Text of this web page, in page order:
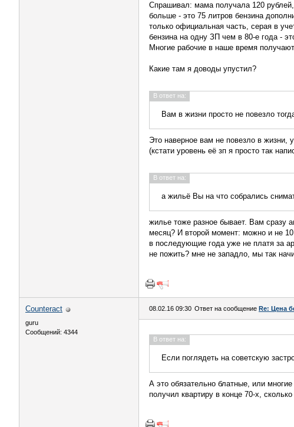
Спрашивал: мама получала 120
больше - это 75 литров бензина
только официальная часть, серая в
бензина на одну ЗП чем в 80-е года -
Многие рабочие в наше время
Какие там я доводы упустил?
В ответ на:
Вам в жизни просто не повезло
Это наверное вам не повезло в жизни,
(кстати уровень её зп я просто так
В ответ на:
а жильё Вы на что собрались
жилье тоже разное бывает. Вам сразу
месяц? И второй момент: можно и не
в последующие года уже не платя за
не пожить? мне не западло, мы так
Counteract
guru
Сообщений: 4344
08.02.16 09:30 Ответ на сообщение Re: Цена
В ответ на:
Если поглядеть на советскую
А это обязательно блатные, или
получил квартиру в конце 70-х,